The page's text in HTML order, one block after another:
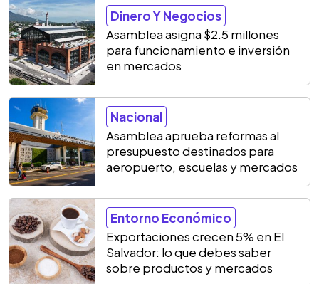
Dinero Y Negocios
Asamblea asigna $2.5 millones
para funcionamiento e inversión
en mercados
Nacional
Asamblea aprueba reformas al
presupuesto destinados para
aeropuerto, escuelas y mercados
Entorno Económico
Exportaciones crecen 5% en El
Salvador: lo que debes saber
sobre productos y mercados